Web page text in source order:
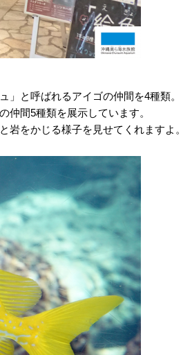
と呼ばれるアイゴの仲間を4種類。
仲間5種類を展示しています。
岩をかじる様子を見せてくれますよ。